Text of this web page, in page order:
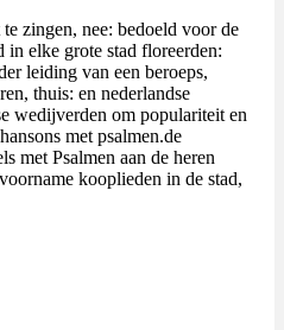
zingen, nee: bedoeld voor de
in elke grote stad floreerden:
leiding van een beroeps,
thuis: en nederlandse
wedijverden om populariteit en
met psalmen.de
met Psalmen aan de heren
kooplieden in de stad,